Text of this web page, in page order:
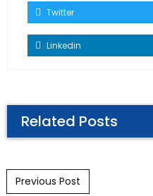
Twitter
Linkedin
Related Posts
Post navigation
Previous Post